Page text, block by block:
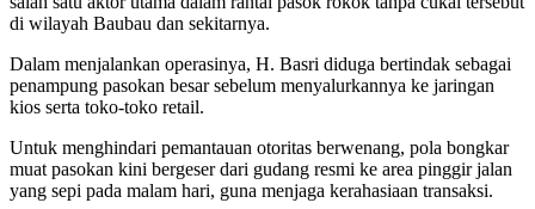
di wilayah Baubau dan sekitarnya.
​Dalam menjalankan operasinya, H. Basri diduga bertindak sebagai
penampung pasokan besar sebelum menyalurkannya ke jaringan
kios serta toko-toko retail.
Untuk menghindari pemantauan otoritas berwenang, pola bongkar
muat pasokan kini bergeser dari gudang resmi ke area pinggir jalan
yang sepi pada malam hari, guna menjaga kerahasiaan transaksi.